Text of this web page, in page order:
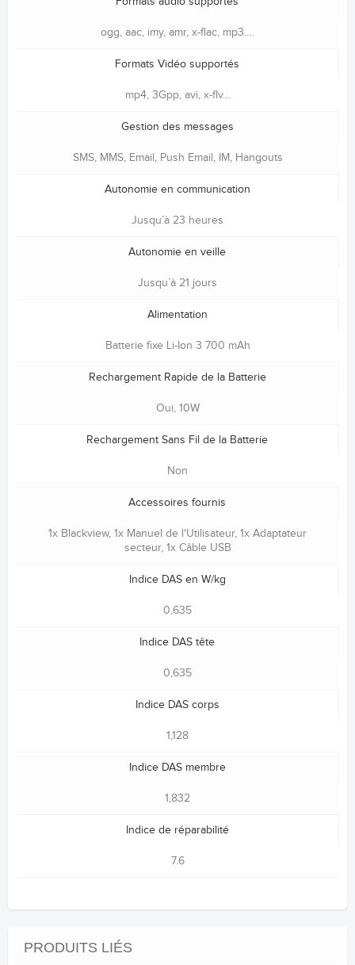
ogg, aac, imy, amr, x-flac, mp3….
Formats Vidéo supportés
mp4, 3Gpp, avi, x-flv…
Gestion des messages
SMS, MMS, Email, Push Email, IM, Hangouts
Autonomie en communication
Jusqu’à 23 heures
Autonomie en veille
Jusqu’à 21 jours
Alimentation
Batterie fixe Li-Ion 3 700 mAh
Rechargement Rapide de la Batterie
Oui, 10W
Rechargement Sans Fil de la Batterie
Non
Accessoires fournis
1x Blackview, 1x Manuel de l'Utilisateur, 1x Adaptateur
secteur, 1x Câble USB
Indice DAS en W/kg
0,635
Indice DAS tête
0,635
Indice DAS corps
1,128
Indice DAS membre
1,832
Indice de réparabilité
7.6
PRODUITS LIÉS